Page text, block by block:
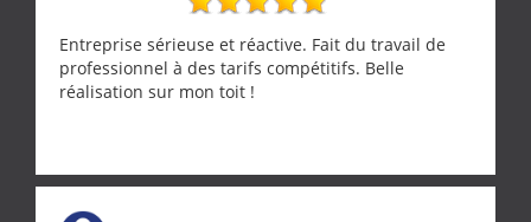
Entreprise sérieuse et réactive. Fait du travail de
professionnel à des tarifs compétitifs. Belle
réalisation sur mon toit !